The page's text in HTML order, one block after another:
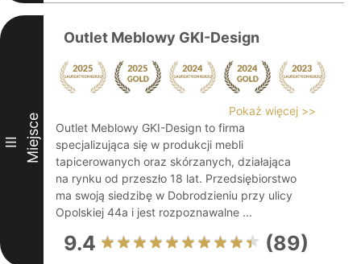
III Miejsce
Outlet Meblowy GKI-Design
Pokaż więcej >>
Outlet Meblowy GKI-Design to firma
specjalizująca się w produkcji mebli
tapicerowanych oraz skórzanych, działająca
na rynku od przeszło 18 lat. Przedsiębiorstwo
ma swoją siedzibę w Dobrodzieniu przy ulicy
Opolskiej 44a i jest rozpoznawalne ...
9.4 (89)